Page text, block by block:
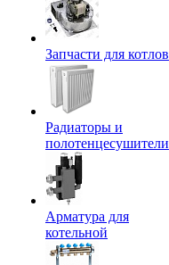
Запчасти для котлов
Радиаторы и
полотенцесушители
Арматура для
котельной